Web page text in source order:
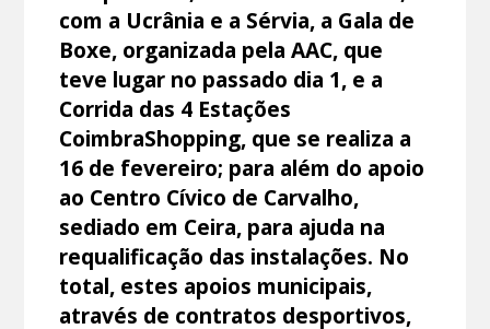
com a Ucrânia e a Sérvia, a Gala de
Boxe, organizada pela AAC, que
teve lugar no passado dia 1, e a
Corrida das 4 Estações
CoimbraShopping, que se realiza a
16 de fevereiro; para além do apoio
ao Centro Cívico de Carvalho,
sediado em Ceira, para ajuda na
requalificação das instalações. No
total, estes apoios municipais,
através de contratos desportivos,